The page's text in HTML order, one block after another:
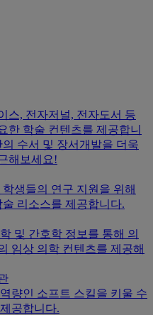
스, 전자저널, 전자도서 등
한 학술 컨텐츠를 제공합니
수서 및 장서개발을 더욱
해보세요!
생들의 연구 지원을 위해
리소스를 제공합니다.
및 간호학 정보를 통해 의
임상 의학 컨텐츠를 제공해
량인 소프트 스킬을 키울 수
공합니다.